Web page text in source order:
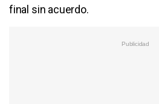
final sin acuerdo.